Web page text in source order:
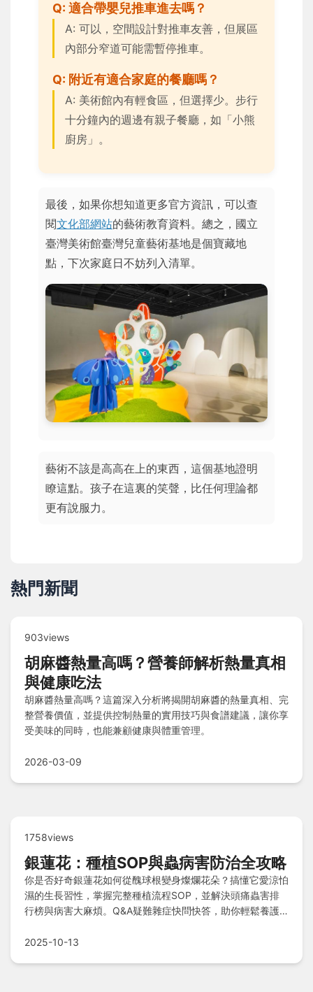
Q: 適合帶嬰兒推車進去嗎？
A: 可以，空間設計對推車友善，但展區
內部分窄道可能需暫停推車。
Q: 附近有適合家庭的餐廳嗎？
A: 美術館內有輕食區，但選擇少。步行
十分鐘內的週邊有親子餐廳，如「小熊
廚房」。
最後，如果你想知道更多官方資訊，可以查
閱文化部網站的藝術教育資料。總之，國立
臺灣美術館臺灣兒童藝術基地是個寶藏地
點，下次家庭日不妨列入清單。
藝術不該是高高在上的東西，這個基地證明
瞭這點。孩子在這裏的笑聲，比任何理論都
更有說服力。
熱門新聞
903views
胡麻醬熱量高嗎？營養師解析熱量真相
與健康吃法
胡麻醬熱量高嗎？這篇深入分析將揭開胡麻醬的熱量真相、完
整營養價值，並提供控制熱量的實用技巧與食譜建議，讓你享
受美味的同時，也能兼顧健康與體重管理。
2026-03-09
1758views
銀蓮花：種植SOP與蟲病害防治全攻略
你是否好奇銀蓮花如何從醜球根變身燦爛花朵？搞懂它愛涼怕
濕的生長習性，掌握完整種植流程SOP，並解決頭痛蟲害排
行榜與病害大麻煩。Q&A疑難雜症快問快答，助你輕鬆養護
2025-10-13